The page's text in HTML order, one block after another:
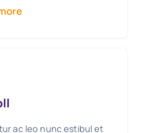
ac leo nunc estibul et